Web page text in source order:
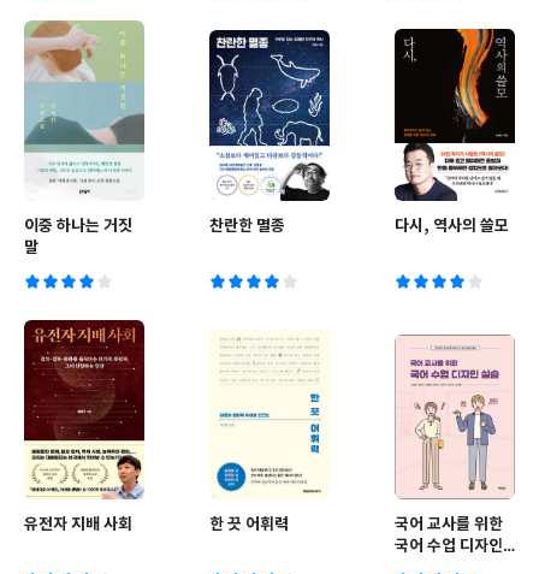
이중 하나는 거짓
말
찬란한 멸종 다시, 역사의 쓸모
유전자 지배 사회 한 끗 어휘력
국어 교사를 위한
국어 수업 디자인